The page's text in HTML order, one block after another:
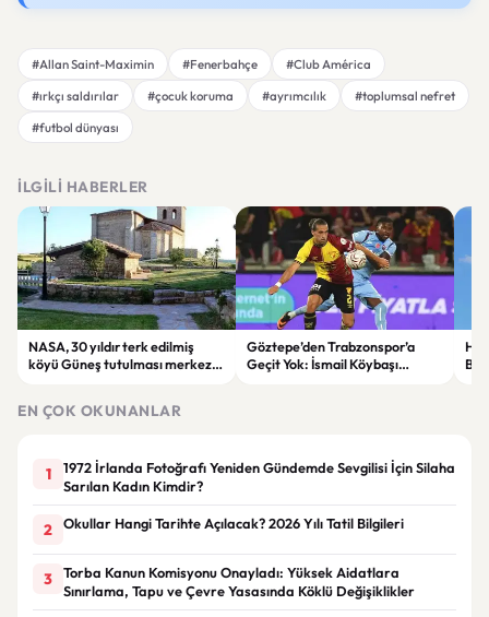
#Allan Saint-Maximin #Fenerbahçe
#Club América
#ırkçı saldırılar
#çocuk koruma #ayrımcılık
#toplumsal nefret
#futbol dünyası
İLGILI HABERLER
NASA, 30 yıldır terk edilmiş
köyü Güneş tutulması merkezi
Göztepe’den Trabzonspor’a
Geçit Yok: İsmail Köybaşı
EN ÇOK OKUNANLAR
1
1972 İrlanda Fotoğrafı Yeniden Gündemde Sevgilisi İçin Silaha
Sarılan Kadın Kimdir?
2 Okullar Hangi Tarihte Açılacak? 2026 Yılı Tatil Bilgileri
3
Torba Kanun Komisyonu Onayladı: Yüksek Aidatlara
Sınırlama, Tapu ve Çevre Yasasında Köklü Değişiklikler